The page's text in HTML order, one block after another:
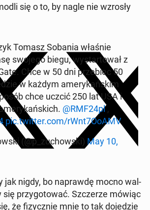
się o to, by nagle nie wzrosły
Tomasz Sobania właśnie
swojego biegu, wys­tar­tował z
Chce w 50 dni prze­biec 50
w każdym amerykańskim
chce uczcić 250 lat USA i
@RMF24pl,
pic.twitter.com/rWnt7OoAMV
(@p_zu­chows­ki) May 10,
jak nigdy, bo naprawdę mocno wal­
się przy­go­tować. Szcz­erze mówiąc
że fizy­cznie mnie to tak do­jedzie